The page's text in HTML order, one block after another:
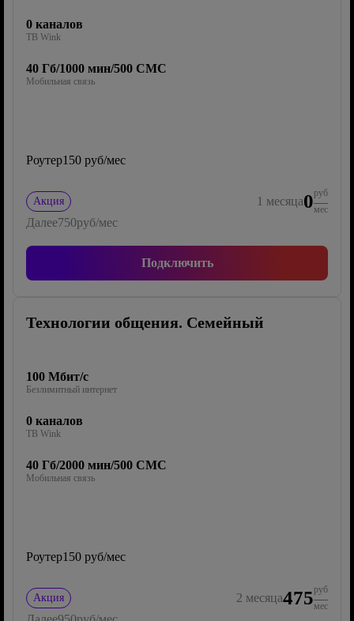
0 каналов
ТВ Wink
40 Гб/1000 мин/500 СМС
Мобильная связь
Роутер150 руб/мес
Акция 1 месяца0руб
мес
Далее750руб/мес
Подключить
Технологии общения. Семейный
100 Мбит/с
Безлимитный интернет
0 каналов
ТВ Wink
40 Гб/2000 мин/500 СМС
Мобильная связь
Роутер150 руб/мес
Акция 2 месяца475руб
мес